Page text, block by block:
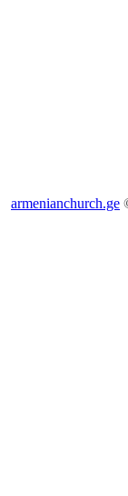
armenianchurch.ge